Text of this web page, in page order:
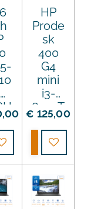
details
HP
Prode
sk
400
G4
mini
i3-
8100T
3.1GH
z 8GB
DDR4
128GB
SSD
€ 125,00
Bekijk details